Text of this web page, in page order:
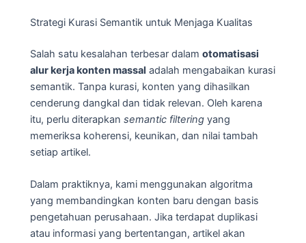
Strategi Kurasi Semantik untuk Menjaga Kualitas
Salah satu kesalahan terbesar dalam otomatisasi
alur kerja konten massal adalah mengabaikan kurasi
semantik. Tanpa kurasi, konten yang dihasilkan
cenderung dangkal dan tidak relevan. Oleh karena
itu, perlu diterapkan semantic filtering yang
memeriksa koherensi, keunikan, dan nilai tambah
setiap artikel.
Dalam praktiknya, kami menggunakan algoritma
yang membandingkan konten baru dengan basis
pengetahuan perusahaan. Jika terdapat duplikasi
atau informasi yang bertentangan, artikel akan